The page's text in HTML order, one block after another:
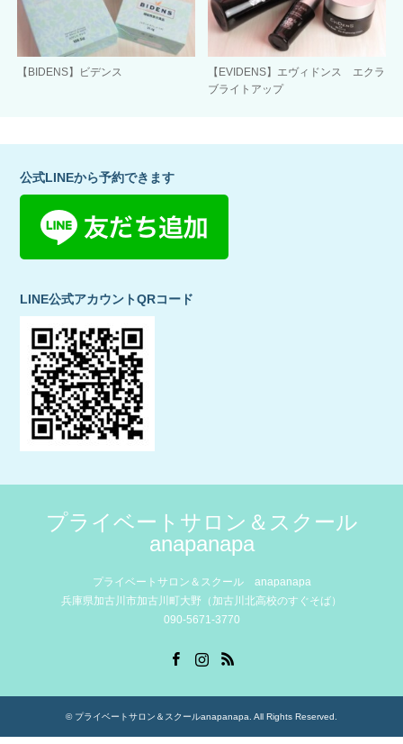
【BIDENS】ビデンス
【EVIDENS】エヴィドンス エクラ
ブライトアップ
公式LINEから予約できます
LINE公式アカウントQRコード
プライベートサロン＆スクール
anapanapa
プライベートサロン＆スクール anapanapa
兵庫県加古川市加古川町大野（加古川北高校のすぐそば）
090-5671-3770
© プライベートサロン＆スクールanapanapa . All Rights Reserved.